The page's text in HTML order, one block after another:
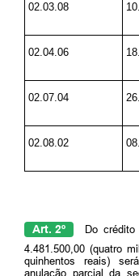
02.03.08
02.04.06
02.07.04
02.08.02
Art. 2º
Do
4.481.500,00 (quatro
quinhentos reais)
anulação parcial da